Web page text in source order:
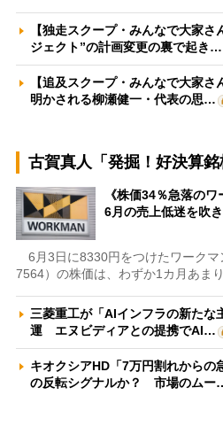
【独走スクープ・みんなで大家
ジェクト”の計画変更の裏で起き…
【追及スクープ・みんなで大家
明かされる柳瀬健一・代表の思…
古賀真人「発掘！好決算銘
《株価34％急落の
6月の売上低迷を吹
6月3日に8330円をつけたワークマ
7564）の株価は、わずか1カ月あま
三菱重工が「AIインフラの新たな
運 エヌビディアとの提携でAI…
キオクシアHD「7万円割れからの
の反転シグナルか？ 市場のムー